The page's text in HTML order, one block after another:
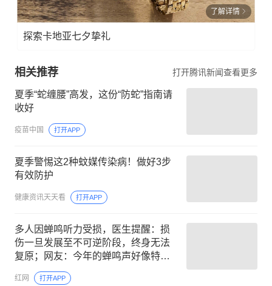
了解详情
探索卡地亚七夕挚礼
相关推荐 打开腾讯新闻查看更多
夏季“蛇缠腰”高发，这份“防蛇”指南请
收好
疫苗中国 打开APP
夏季警惕这2种蚊媒传染病！做好3步
有效防护
健康资讯天天看 打开APP
多人因蝉鸣听力受损，医生提醒：损
伤一旦发展至不可逆阶段，终身无法
复原；网友：今年的蝉鸣声好像特别
红网 打开APP